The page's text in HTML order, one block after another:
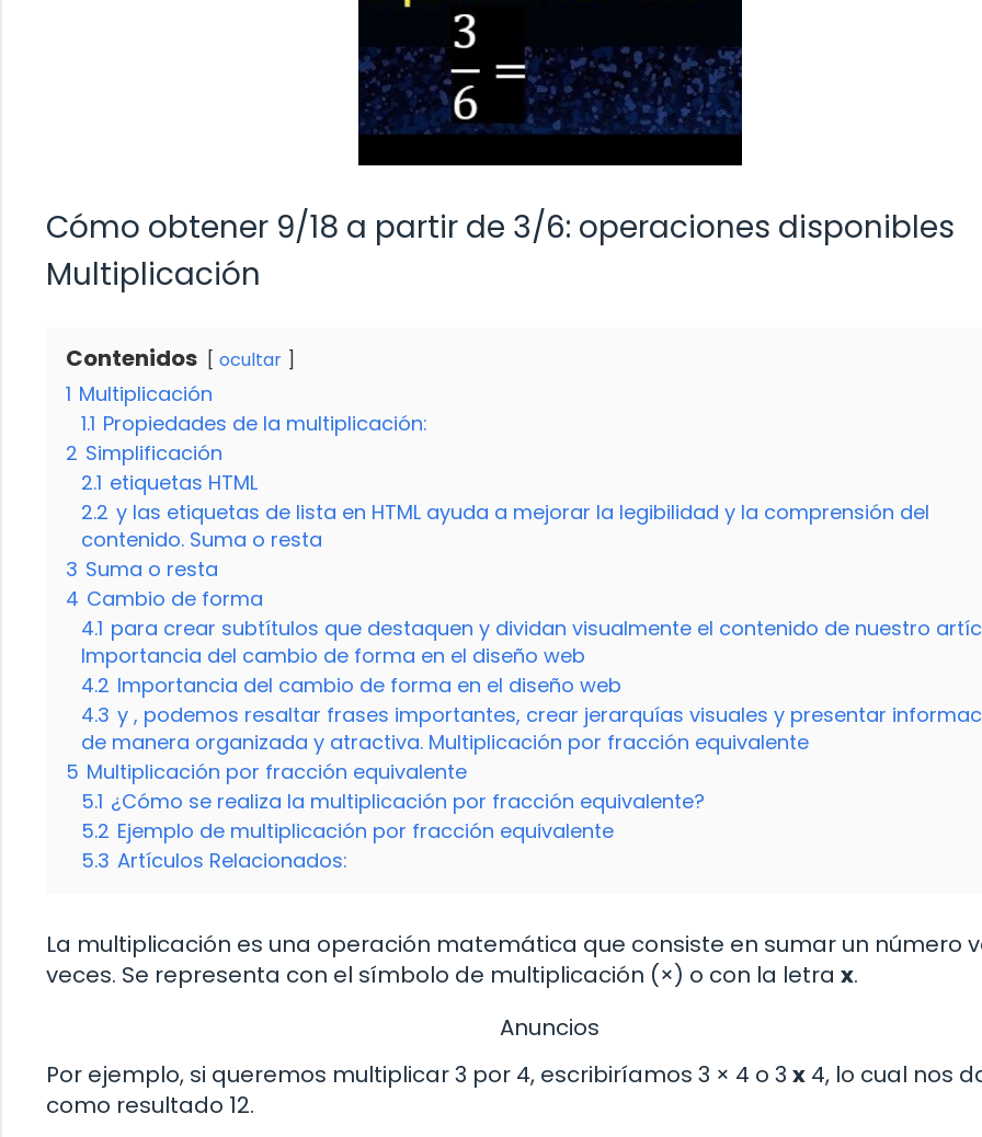
Cómo obtener 9/18 a partir de 3/6: operaciones disponibles
Multiplicación
Contenidos ocultar
1 Multiplicación
1.1 Propiedades de la multiplicación:
2 Simplificación
2.1 etiquetas HTML
2.2 y las etiquetas de lista en HTML ayuda a mejorar la legibilidad y la comprensión del
contenido. Suma o resta
3 Suma o resta
4 Cambio de forma
4.1 para crear subtítulos que destaquen y dividan visualmente el contenido de nuestro
Importancia del cambio de forma en el diseño web
4.2 Importancia del cambio de forma en el diseño web
4.3 y , podemos resaltar frases importantes, crear jerarquías visuales y presentar
de manera organizada y atractiva. Multiplicación por fracción equivalente
5 Multiplicación por fracción equivalente
5.1 ¿Cómo se realiza la multiplicación por fracción equivalente?
5.2 Ejemplo de multiplicación por fracción equivalente
5.3 Artículos Relacionados:
La multiplicación es una operación matemática que consiste en sumar un número
veces. Se representa con el símbolo de multiplicación (×) o con la letra x.
Anuncios
Por ejemplo, si queremos multiplicar 3 por 4, escribiríamos 3 × 4 o 3 x 4, lo cual nos
como resultado 12.